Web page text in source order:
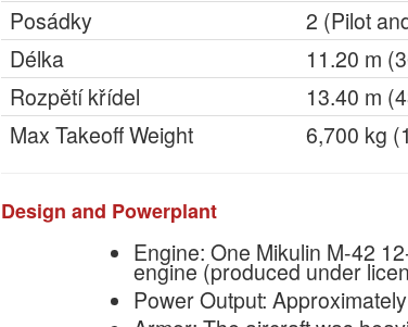
Posádky
2 (Pilot
Délka
11.20 m
Rozpětí křídel
13.40 m
Max Takeoff Weight
6,700 kg
Design and Powerplant
Engine: One Mikulin M-42
engine (produced under
Power Output: